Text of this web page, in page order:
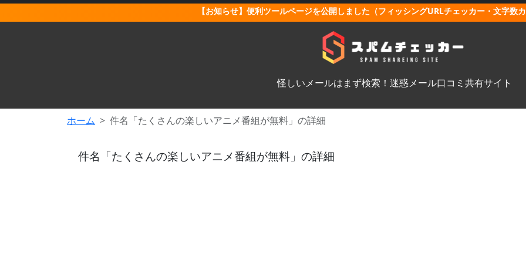
【お知らせ】便利ツールページを公開しました（フィッシングURLチェッカー・文字数
怪しいメールはまず検索！迷惑メール口コミ共有サイト
ホーム 件名「たくさんの楽しいアニメ番組が無料」の詳細
件名「たくさんの楽しいアニメ番組が無料」の詳細